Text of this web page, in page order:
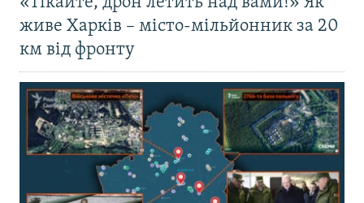
живе Харків – місто-мільйонник за 20
км від фронту